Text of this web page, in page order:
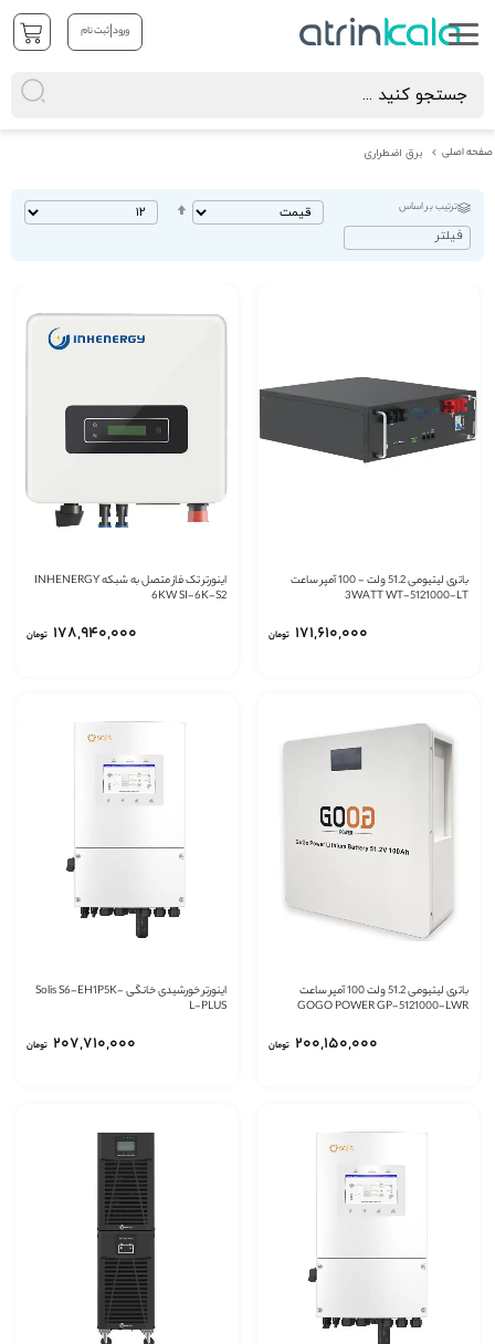
ورود|ثبت نام
صفحه اصلی برق اضطراری
تنظیم
بصورت
ترتیب بر اساس
فیلتر
باتری لیتیومی 51.2 ولت - 100 آمپر ساعت
3WATT WT-5121000-LT
‎۱۷۱,۶۱۰,۰۰۰ تومان
اینورتر تک فاز متصل به شبکه INHENERGY
6KW SI-6K-S2
‎۱۷۸,۹۴۰,۰۰۰ تومان
باتری لیتیومی 51.2 ولت 100 آمپر ساعت
GOGO POWER GP-5121000-LWR
‎۲۰۰,۱۵۰,۰۰۰ تومان
اینورتر خورشیدی خانگی Solis S6-EH1P5K-
L-PLUS
‎۲۰۷,۷۱۰,۰۰۰ تومان